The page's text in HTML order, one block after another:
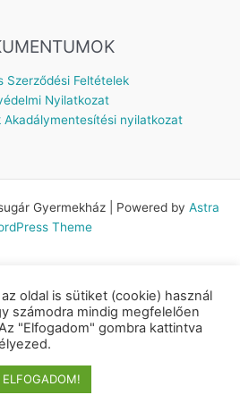
Szerződési Feltételek
Nyilatkozat
Akadálymentesítési nyilatkozat
Gyermekház | Powered by Astra
Theme
oldal is sütiket (cookie) használ
számodra mindig megfelelően
"Elfogadom" gombra kattintva
ELFOGADOM!